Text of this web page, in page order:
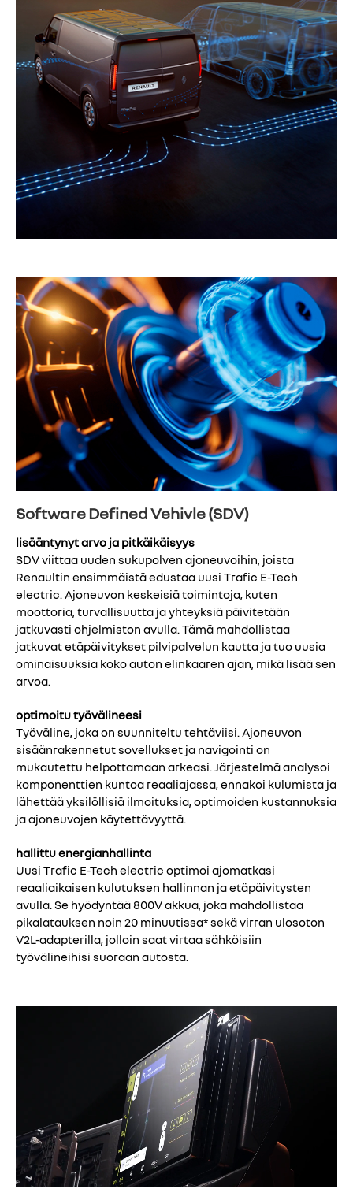
Software Defined Vehivle (SDV)
lisääntynyt arvo ja pitkäikäisyys
SDV viittaa uuden sukupolven ajoneuvoihin, joista
Renaultin ensimmäistä edustaa uusi Trafic E-Tech
electric. Ajoneuvon keskeisiä toimintoja, kuten
moottoria, turvallisuutta ja yhteyksiä päivitetään
jatkuvasti ohjelmiston avulla. Tämä mahdollistaa
jatkuvat etäpäivitykset pilvipalvelun kautta ja tuo uusia
ominaisuuksia koko auton elinkaaren ajan, mikä lisää sen
arvoa.
optimoitu työvälineesi
Työväline, joka on suunniteltu tehtäviisi. Ajoneuvon
sisäänrakennetut sovellukset ja navigointi on
mukautettu helpottamaan arkeasi. Järjestelmä analysoi
komponenttien kuntoa reaaliajassa, ennakoi kulumista ja
lähettää yksilöllisiä ilmoituksia, optimoiden kustannuksia
ja ajoneuvojen käytettävyyttä.
hallittu energianhallinta
Uusi Trafic E-Tech electric optimoi ajomatkasi
reaaliaikaisen kulutuksen hallinnan ja etäpäivitysten
avulla. Se hyödyntää 800V akkua, joka mahdollistaa
pikalatauksen noin 20 minuutissa* sekä virran ulosoton
V2L-adapterilla, jolloin saat virtaa sähköisiin
työvälineihisi suoraan autosta.